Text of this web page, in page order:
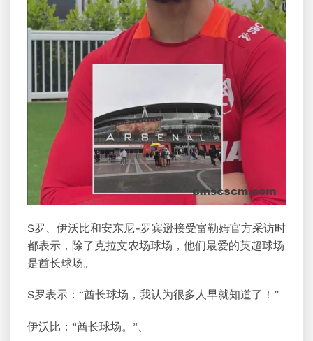
S罗、伊沃比和安东尼-罗宾逊接受富勒姆官方采访时
都表示，除了克拉文农场球场，他们最爱的英超球场
是酋长球场。
S罗表示：“酋长球场，我认为很多人早就知道了！”
伊沃比：“酋长球场。”、